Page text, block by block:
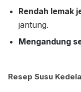
Rendah lemak
jantung.
Mengandung
Resep Susu